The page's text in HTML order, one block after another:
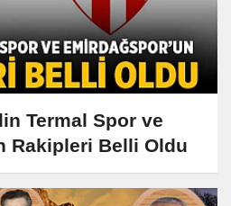
Termal Spor ve
Rakipleri Belli Oldu